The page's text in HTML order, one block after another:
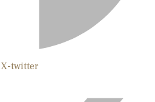
X-twitter